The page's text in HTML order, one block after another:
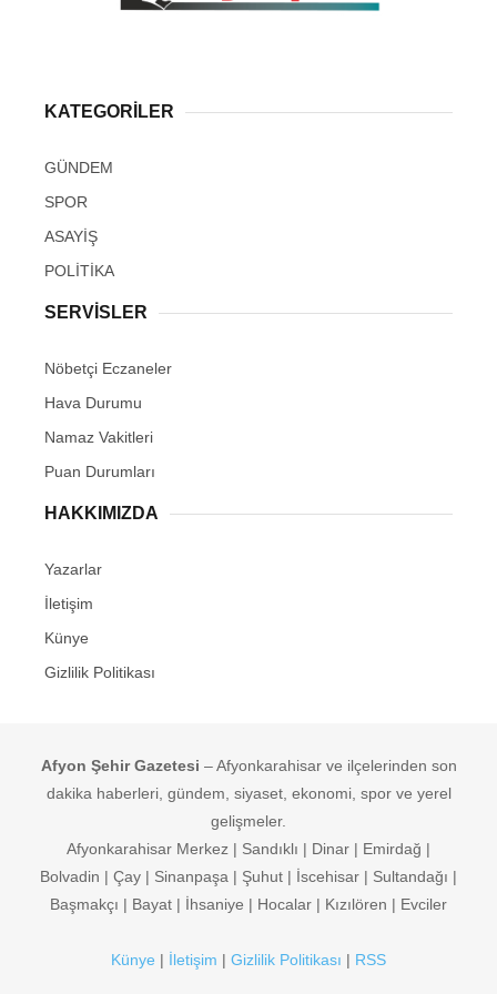
KATEGORİLER
GÜNDEM
SPOR
ASAYİŞ
POLİTİKA
SERVİSLER
Nöbetçi Eczaneler
Hava Durumu
Namaz Vakitleri
Puan Durumları
HAKKIMIZDA
Yazarlar
İletişim
Künye
Gizlilik Politikası
Afyon Şehir Gazetesi – Afyonkarahisar ve ilçelerinden son
dakika haberleri, gündem, siyaset, ekonomi, spor ve yerel
gelişmeler.
Afyonkarahisar Merkez | Sandıklı | Dinar | Emirdağ |
Bolvadin | Çay | Sinanpaşa | Şuhut | İscehisar | Sultandağı |
Başmakçı | Bayat | İhsaniye | Hocalar | Kızılören | Evciler
Künye | İletişim | Gizlilik Politikası | RSS